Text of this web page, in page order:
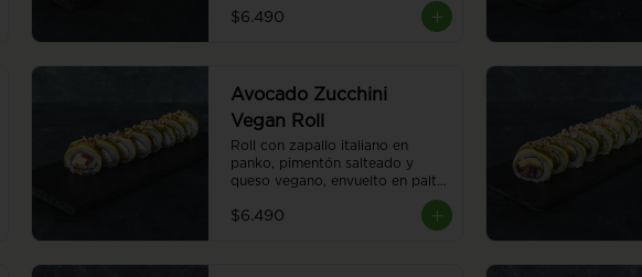
$6.490
Avocado Zucchini
Vegan Roll
Roll con zapallo italiano en
panko, pimentón salteado y
queso vegano, envuelto en palta.
tostadas y salsa teriyaki. 8
$6.490